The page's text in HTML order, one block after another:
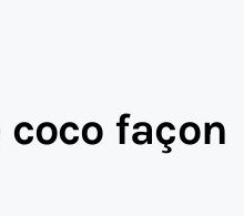
façon